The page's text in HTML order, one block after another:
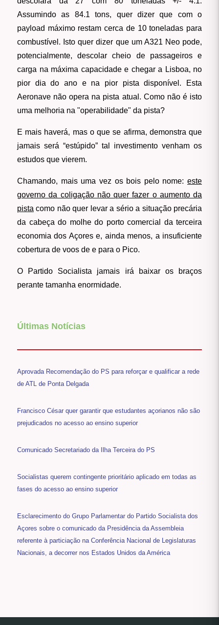
Assumindo as 84.1 tons, quer dizer que com o
payload máximo restam cerca de 10 toneladas para
combustível. Isto quer dizer que um A321 Neo pode,
potencialmente, descolar cheio de passageiros e
carga na máxima capacidade e chegar a Lisboa, no
pior dia do ano e na pior pista disponível. Esta
Aeronave não opera na pista atual. Como não é isto
uma melhoria na "operabilidade" da pista?
E mais haverá, mas o que se afirma, demonstra que
jamais será “estúpido” tal investimento venham os
estudos que vierem.
Chamando, mais uma vez os bois pelo nome: este
governo da coligação não quer fazer o aumento da
pista como não quer levar a sério a situação precária
da cabeça do molhe do porto comercial da terceira
economia dos Açores e, ainda menos, a insuficiente
cobertura de voos de e para o Pico.
O Partido Socialista jamais irá baixar os braços
perante tamanha enormidade.
Últimas Notícias
Aprovada Recomendação do PS para reforçar e qualificar a rede
de ATL de Ponta Delgada
Francisco César quer garantir que estudantes açorianos não são
prejudicados no acesso ao ensino superior
Comunicado Secretariado da Ilha Terceira do PS
Socialistas querem contingente prioritário aplicado em todas as
fases do acesso ao ensino superior
Esclarecimento do Grupo Parlamentar do Partido Socialista dos
Açores sobre o comunicado da Presidência da Assembleia
referente à particiação na Conferência Nacional de Legislaturas
Nacionais, a decorrer nos Estados Unidos da América